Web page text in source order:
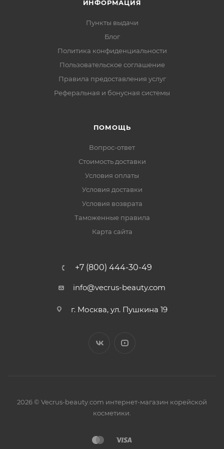
ИНФОРМАЦИЯ
Пункты выдачи
Блог
Политика конфиденциальности
Пользовательское соглашение
Правила предоставления услуг
Реферальная и бонусная системы
ПОМОЩЬ
Вопрос-ответ
Стоимость доставки
Условия оплаты
Условия доставки
Условия возврата
Таможенные правила
Карта сайта
+7 (800) 444-30-49
info@vecrus-beauty.com
г. Москва, ул. Пушкина 19
2026 © Vecrus-beauty.com интернет-магазин корейской
косметики.